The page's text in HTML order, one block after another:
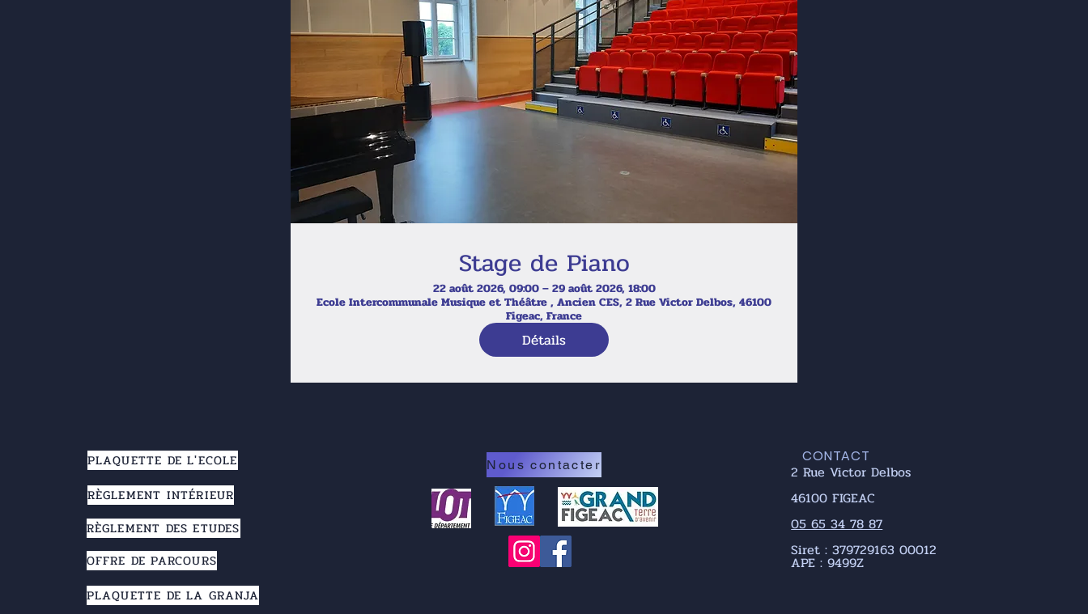
Stage de Piano
22 août 2026, 09:00 – 29 août 2026, 18:00
Ecole Intercommunale Musique et Théâtre , Ancien CES, 2 Rue Victor Delbos, 46100
Figeac, France
Détails
PLAQUETTE DE L'ECOLE
RÈGLEMENT INTÉRIEUR
RÈGLEMENT DES ETUDES
OFFRE DE PARCOURS
PLAQUETTE DE LA GRANJA
Nous contacter CONTACT
2 Rue Victor Delbos
46100 FIGEAC
05 65 34 78 87
Siret : 379729163 00012
APE : 9499Z